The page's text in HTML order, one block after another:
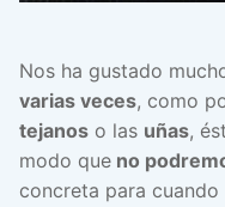
Nos ha gustado
varias veces, como
tejanos o las uñas,
modo que no
concreta para